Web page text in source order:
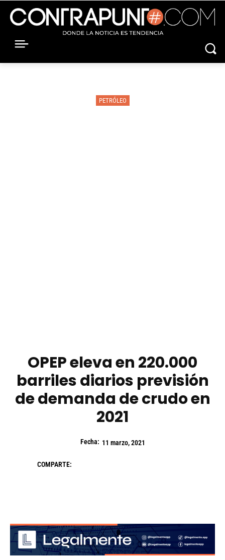
PETRÓLEO
OPEP eleva en 220.000
barriles diarios previsión
de demanda de crudo en
2021
Fecha: 11 marzo, 2021
COMPARTE: